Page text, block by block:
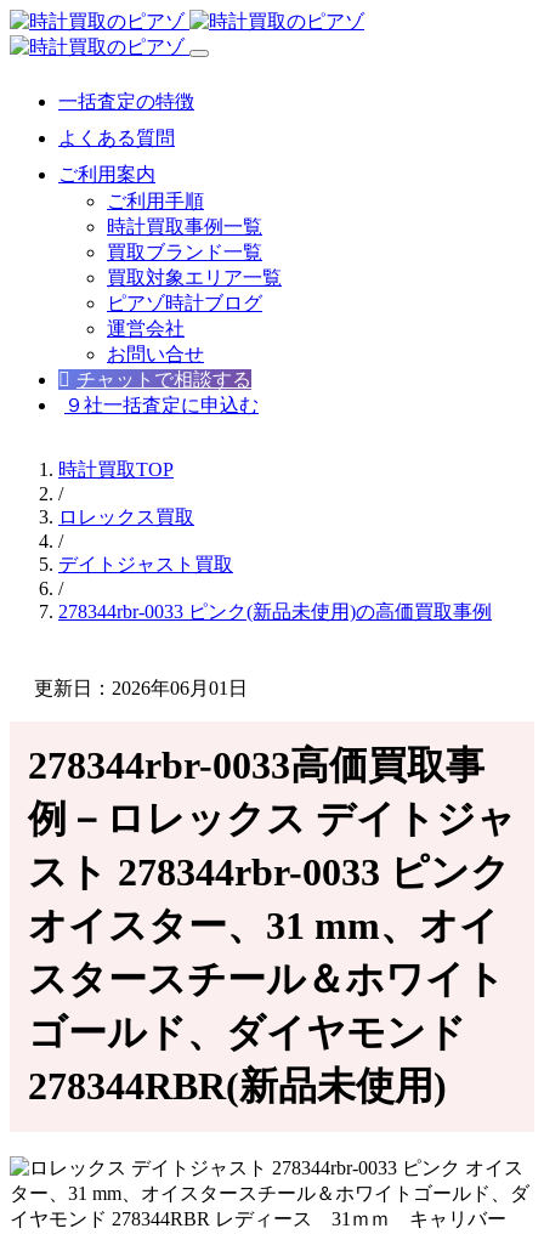
一括査定の特徴
よくある質問
ご利用案内
ご利用手順
時計買取事例一覧
買取ブランド一覧
買取対象エリア一覧
ピアゾ時計ブログ
運営会社
お問い合せ
チャットで相談する
９社一括査定に申込む
時計買取TOP
/
ロレックス買取
/
デイトジャスト買取
/
278344rbr-0033 ピンク(新品未使用)の高価買取事例
更新日：2026年06月01日
278344rbr-0033高価買取事
例－ロレックス デイトジャ
スト 278344rbr-0033 ピンク
オイスター、31 mm、オイ
スタースチール＆ホワイト
ゴールド、ダイヤモンド
278344RBR(新品未使用)